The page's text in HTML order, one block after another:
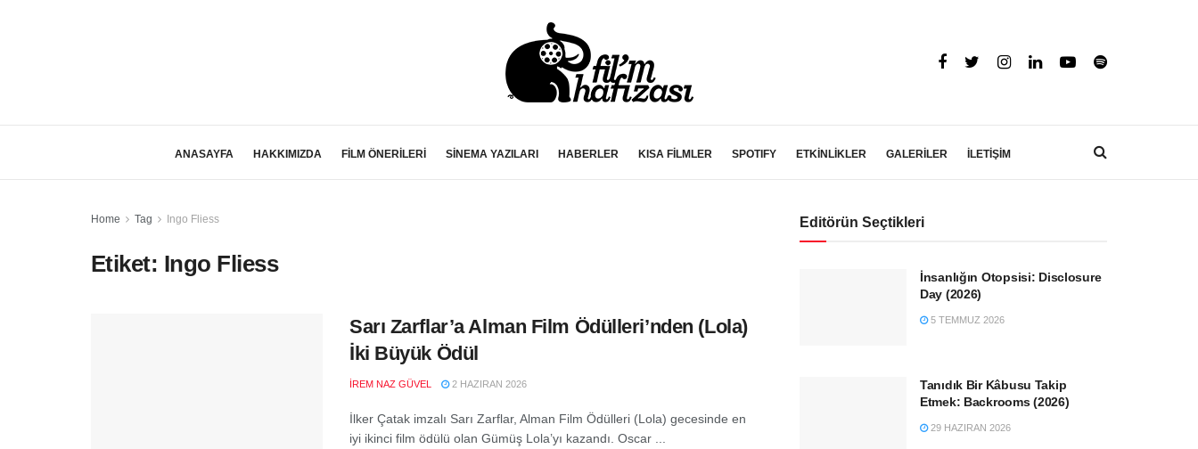
ANASAYFA HAKKIMIZDA FİLM ÖNERİLERİ SİNEMA YAZILARI HABERLER KISA FİLMLER SPOTIFY ETKİNLİKLER GALERİLER İLETİŞİM
Home Tag Ingo Fliess
Etiket: Ingo Fliess
Sarı Zarflar’a Alman Film Ödülleri’nden (Lola)
İki Büyük Ödül
İREM NAZ GÜVEL 2 HAZIRAN 2026
İlker Çatak imzalı Sarı Zarflar, Alman Film Ödülleri (Lola) gecesinde en
iyi ikinci film ödülü olan Gümüş Lola’yı kazandı. Oscar ...
Editörün Seçtikleri
İnsanlığın Otopsisi: Disclosure
Day (2026)
5 TEMMUZ 2026
Tanıdık Bir Kâbusu Takip
Etmek: Backrooms (2026)
29 HAZIRAN 2026